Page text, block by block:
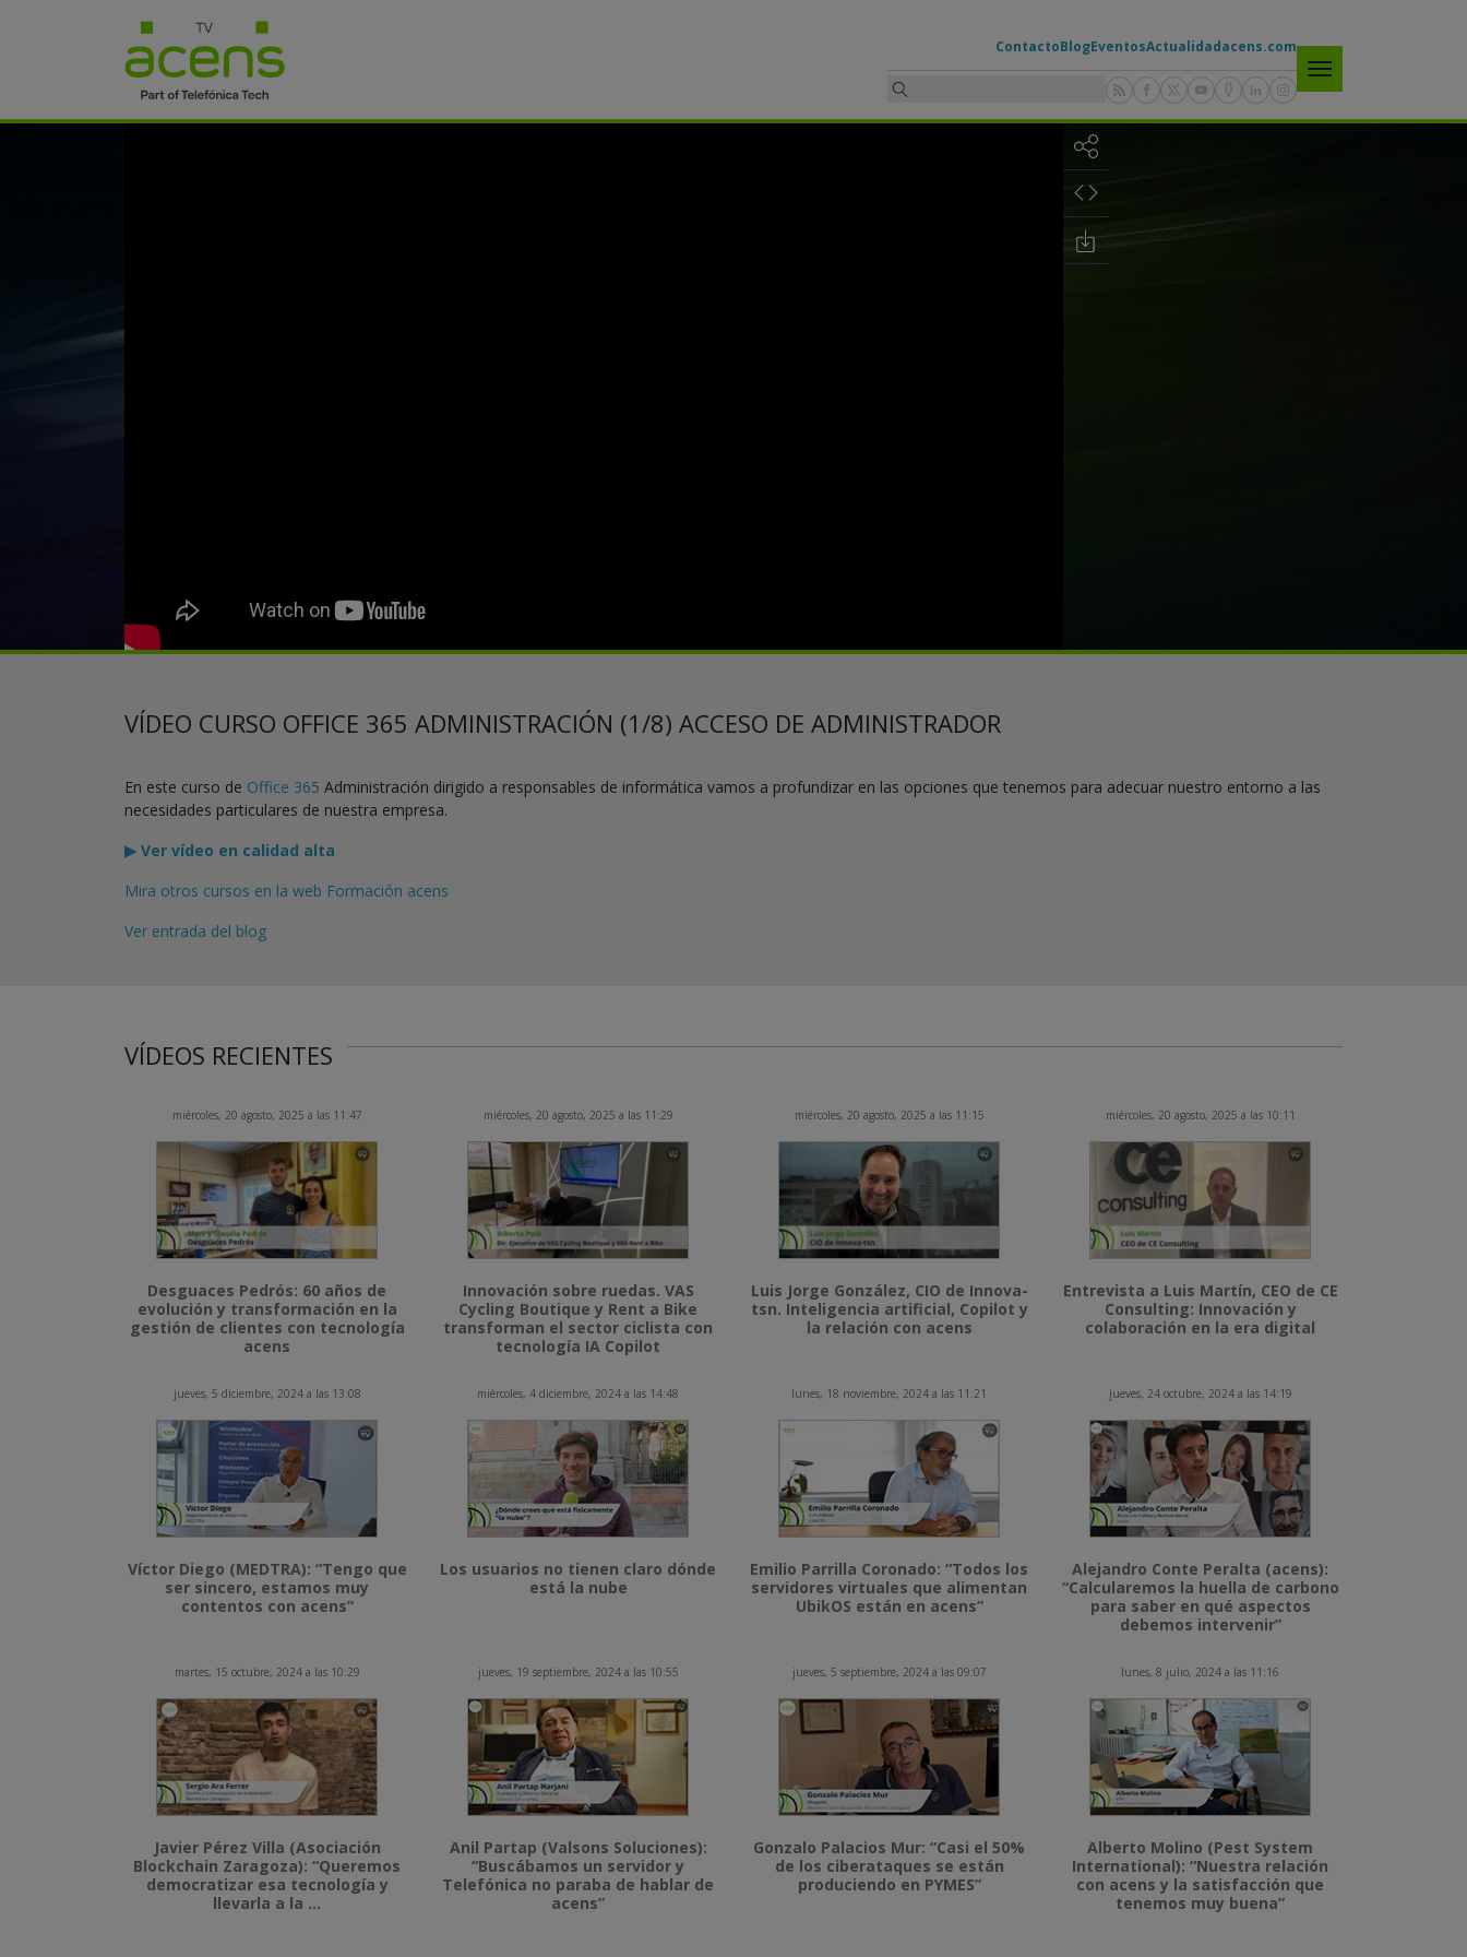
ContactoBlogEventosActualidadacens.com
VÍDEO CURSO OFFICE 365 ADMINISTRACIÓN (1/8) ACCESO DE ADMINISTRADOR
En este curso de Office 365 Administración dirigido a responsables de informática vamos a profundizar en las opciones que tenemos para adecuar nuestro entorno a las
necesidades particulares de nuestra empresa.
▶ Ver vídeo en calidad alta
Mira otros cursos en la web Formación acens
Ver entrada del blog
VÍDEOS RECIENTES
miércoles, 20 agosto, 2025 a las 11:47
Desguaces Pedrós: 60 años de
evolución y transformación en la
gestión de clientes con tecnología
acens
miércoles, 20 agosto, 2025 a las 11:29
Innovación sobre ruedas. VAS
Cycling Boutique y Rent a Bike
transforman el sector ciclista con
tecnología IA Copilot
miércoles, 20 agosto, 2025 a las 11:15
Luis Jorge González, CIO de Innova-
tsn. Inteligencia artificial, Copilot y
la relación con acens
miércoles, 20 agosto, 2025 a las 10:11
Entrevista a Luis Martín, CEO de CE
Consulting: Innovación y
colaboración en la era digital
jueves, 5 diciembre, 2024 a las 13:08
Víctor Diego (MEDTRA): “Tengo que
ser sincero, estamos muy
contentos con acens”
miércoles, 4 diciembre, 2024 a las 14:48
Los usuarios no tienen claro dónde
está la nube
lunes, 18 noviembre, 2024 a las 11:21
Emilio Parrilla Coronado: “Todos los
servidores virtuales que alimentan
UbikOS están en acens”
jueves, 24 octubre, 2024 a las 14:19
Alejandro Conte Peralta (acens):
“Calcularemos la huella de carbono
para saber en qué aspectos
debemos intervenir”
martes, 15 octubre, 2024 a las 10:29
Javier Pérez Villa (Asociación
Blockchain Zaragoza): “Queremos
democratizar esa tecnología y
llevarla a la ...
jueves, 19 septiembre, 2024 a las 10:55
Anil Partap (Valsons Soluciones):
“Buscábamos un servidor y
Telefónica no paraba de hablar de
acens”
jueves, 5 septiembre, 2024 a las 09:07
Gonzalo Palacios Mur: “Casi el 50%
de los ciberataques se están
produciendo en PYMES”
lunes, 8 julio, 2024 a las 11:16
Alberto Molino (Pest System
International): “Nuestra relación
con acens y la satisfacción que
tenemos muy buena”